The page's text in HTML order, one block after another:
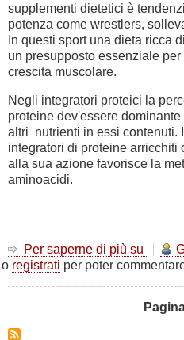
supplementi dietetici è
potenza come wrestlers,
In questi sport una dieta ricca
un presupposto essenziale
crescita muscolare.
Negli integratori proteici la
proteine dev'essere
altri nutrienti in essi contenuti.
integratori di proteine arricchiti
alla sua azione favorisce la
aminoacidi.
Per saperne di più su
o registrati per poter
Paginazione